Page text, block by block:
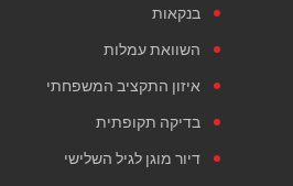
בנקאות
השוואת עמלות
איזון התקציב המשפחתי
בדיקה תקופתית
דיור מוגן לגיל השלישי